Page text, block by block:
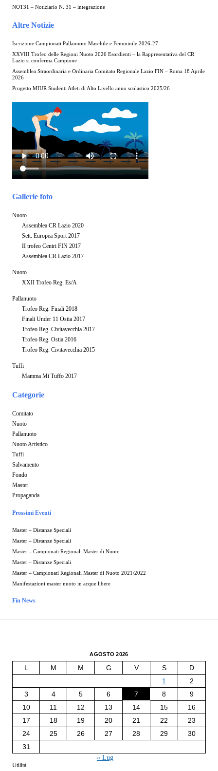
NOT31 – Notiziario N. 31 – integrazione
Altre Notizie
Iscrizione Campionati Pallanuoto Maschile e Femminile 2026-27
XXVIII Trofeo delle Regioni Nuoto 2026 Esordienti – la Rappresentativa del CR
Lazio si conferma Campione
Assemblea Straordinaria e Ordinaria Comitato Regionale Lazio FIN – Roma 18 Aprile
2026
Progetto MIUR Studenti Atleti di Alto Livello anno scolastico 2025/26
Gallerie foto
Nuoto
Assemblea CR Lazio 2020
Sett. Europea Sport 2017
II trofeo Centri FIN 2017
Assemblea CR Lazio 2017
Nuoto
XXII Trofeo Reg. Es/A
Pallanuoto
Trofeo Reg. Finali 2018
Finali Under 11 Ostia 2017
Trofeo Reg. Civitavecchia 2017
Trofeo Reg. Ostia 2016
Trofeo Reg. Civitavecchia 2015
Tuffi
Mamma Mi Tuffo 2017
Categorie
Comitato
Nuoto
Pallanuoto
Nuoto Artistico
Tuffi
Salvamento
Fondo
Master
Propaganda
Prossimi Eventi
Master – Distanze Speciali
Master – Distanze Speciali
Master – Campionati Regionali Master di Nuoto
Master – Distanze Speciali
Master – Campionati Regionali Master di Nuoto 2021/2022
Manifestazioni master nuoto in acque libere
Fin News
AGOSTO 2026
L M M G V S
D
1
2
3
4 5 6 7 8
9
10
11 12 13 14 15
16
17
18 19 20 21 22
23
24
25 26 27 28 29
30
31
« Lug
Utilità